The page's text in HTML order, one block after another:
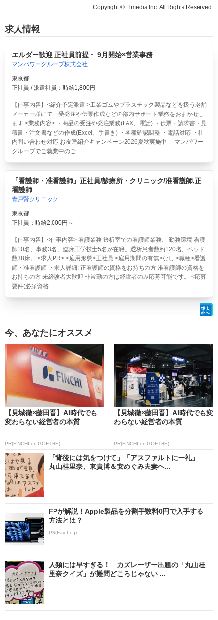
Copyright © ITmedia Inc. All Rights Reserved.
求人情報
エルダー歓迎 正社員前提・ 9月開始×営業事務
マンパワーグループ株式会社
東京都
正社員 / 派遣社員：時給1,800円
【仕事内容】<紹介予定派遣 >工業ゴムやプラスチック製品などを扱う老舗
メーカー様にて、受発注や伝票作成などの部内サポート業務をおまかせし
ます <業務内容> ・商品の受注や発注業務(FAX、電話) ・伝票・請求書・見
積書・注文書などの作成(Excel、手書き) ・各種確認調整 ・電話対応 ・社
内問い合わせ対応 お友達紹介キャンペーン2026夏秋実施中 「マンパワー
グループでご就業中のご...
「看護師・准看護師」正社員/診療所・クリニック/准看護師,正
看護師
青戸腎クリニック
東京都
正社員：時給2,000円～
【仕事内容】<仕事内容> 看護業務 透析室での看護師業務。 勤務環境 看護
師10名、事務3名、臨床工学技士5名が在籍。透析患者数約120名、ベッド
数38床。 <求人PR> <雇用形態>正社員 <雇用期間の有無>なし <職種>看護
師・准看護師 ・求人詳細: 正看護師の資格をお持ちの方 准看護師の資格を
お持ちの方 未経験者大歓迎 非常勤の方は経験者のみ応募可能です。 <応募
要件(必須資格...
今、あなたにオススメ
【見城徹×藤田晋】AI時代でも
変わらない経営者の本質
PR(FINCHI on GOETHE)
【見城徹×藤田晋】AI時代でも変
わらない経営者の本質
PR(FINCHI on GOETHE)
「背後には気をつけて」「アスファルトに一礼」
丸山桂里奈、東貴博＆安めぐみ夫妻へ...
FPが解説！Apple製品を分割手数料0円で入手する
方法とは？
PR(Fav-Log)
人類には早すぎる！ カズレーザー出題の「丸山桂
里奈クイズ」が難問どころじゃない ...